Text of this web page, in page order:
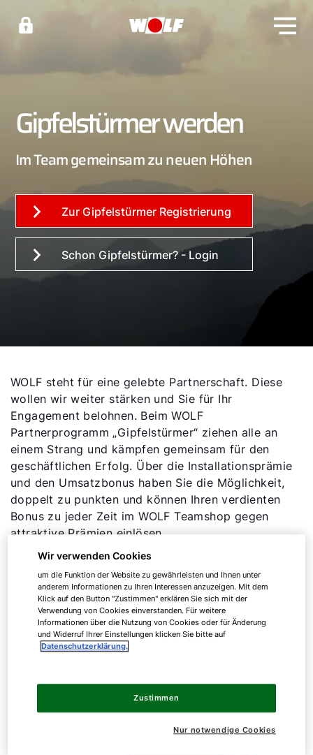
Gipfelstürmer werden
Im Team gemeinsam zu neuen Höhen
Zur Gipfelstürmer Registrierung
Schon Gipfelstürmer? - Login
WOLF steht für eine gelebte Partnerschaft. Diese
wollen wir weiter stärken und Sie für Ihr
Engagement belohnen. Beim WOLF
Partnerprogramm „Gipfelstürmer“ ziehen alle an
einem Strang und kämpfen gemeinsam für den
geschäftlichen Erfolg. Über die Installationsprämie
und den Umsatzbonus haben Sie die Möglichkeit,
doppelt zu punkten und können Ihren verdienten
Bonus zu jeder Zeit im WOLF Teamshop gegen
attraktive Prämien einlösen.
Wir verwenden Cookies
um die Funktion der Website zu gewährleisten und Ihnen unter
anderem Informationen zu Ihren Interessen anzuzeigen. Mit dem
Klick auf den Button "Zustimmen" erklären Sie sich mit der
Verwendung von Cookies einverstanden. Für weitere
Informationen über die Nutzung von Cookies oder für Änderung
und Widerruf Ihrer Einstellungen klicken Sie bitte auf
Datenschutzerklärung.
Nur notwendige Cookies
Zustimmen